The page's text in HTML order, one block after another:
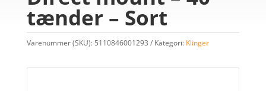
tænder – Sort
Varenummer (SKU): 5110846001293 Kategori: Klinger